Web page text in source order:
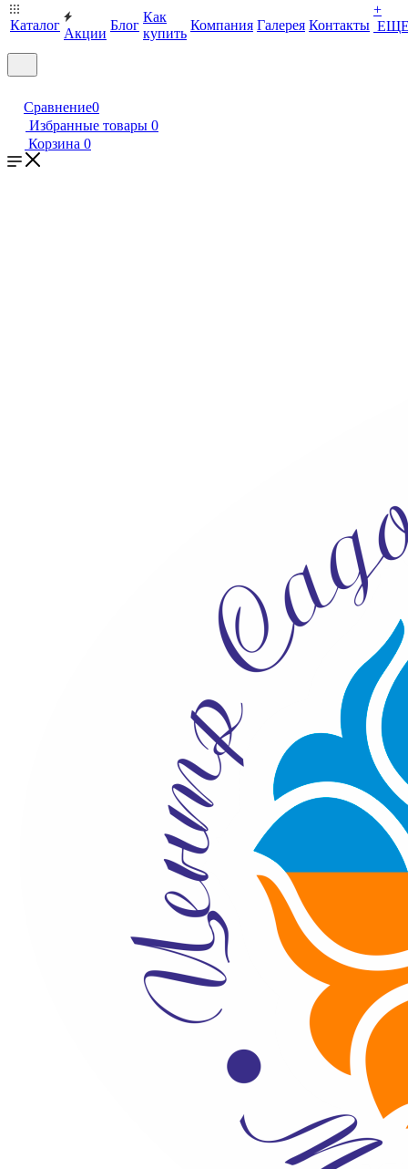
Каталог
Акции
Блог
Как
купить
Компания Галерея Контакты
+
Сравнение0
Избранные товары 0
Корзина 0